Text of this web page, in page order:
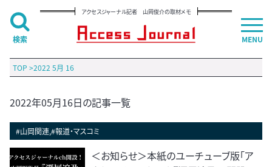
アクセスジャーナル記者 山岡俊介の取材メモ
TOP >2022 5月 16
2022年05月16日の記事一覧
#山岡関連,#報道・マスコミ
＜お知らせ＞本紙のユーチューブ版「ア
MENU
検索